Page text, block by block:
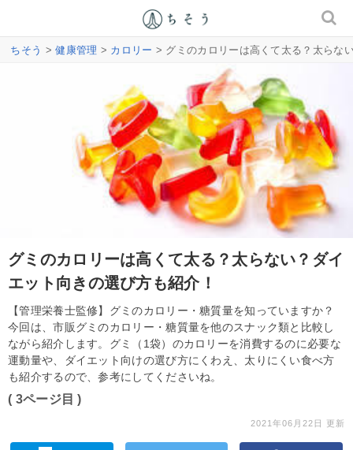
ちそう >健康管理 > カロリー > グミのカロリーは高くて太る？太らな
グミのカロリーは高くて太る？太らない？ダイ
エット向きの選び方も紹介！
【管理栄養士監修】グミのカロリー・糖質量を知っていますか？
今回は、市販グミのカロリー・糖質量を他のスナック類と比較し
ながら紹介します。グミ（1袋）のカロリーを消費するのに必要な
運動量や、ダイエット向けの選び方にくわえ、太りにくい食べ方
も紹介するので、参考にしてくださいね。
( 3ページ目 )
2021年06月22日 更新